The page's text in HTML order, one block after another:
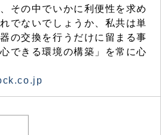
その中でいかに利便性を求め
でないでしょうか、私共は単
の交換を行うだけに留まる事
できる環境の構築」を常に心